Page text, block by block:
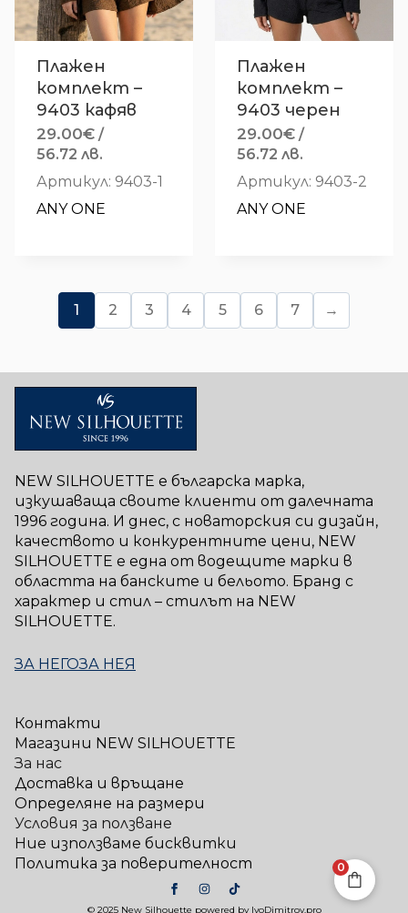
Плажен
комплект –
9403 кафяв
29.00€ /
56.72 лв.
Артикул: 9403-1
ANY ONE
Плажен
комплект –
9403 черен
29.00€ /
56.72 лв.
Артикул: 9403-2
ANY ONE
1 2 3 4 5 6 7 →
NEW SILHOUETTE е българска марка,
изкушаваща своите клиенти от далечната
1996 година. И днес, с новаторския си дизайн,
качеството и конкурентните цени, NEW
SILHOUETTE е една от водещите марки в
областта на банските и бельото. Бранд с
характер и стил – стилът на NEW
SILHOUETTE.
ЗА НЕГОЗА НЕЯ
Контакти
Магазини NEW SILHOUETTE
За нас
Доставка и връщане
Определяне на размери
Условия за ползване
Ние използваме бисквитки
Политика за поверителност
© 2025 New Silhouette powered by IvoDimitrov.pro
0